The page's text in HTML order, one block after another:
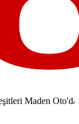
Maden Oto'da